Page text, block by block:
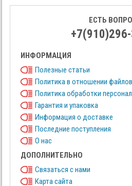
ЕСТЬ
ИНФОРМАЦИЯ
Полезные статьи
Политика в отношении
Политика обработки
Гарантия и упаковка
Информация о доставке
Последние поступления
О нас
ДОПОЛНИТЕЛЬНО
Связаться с нами
Карта сайта